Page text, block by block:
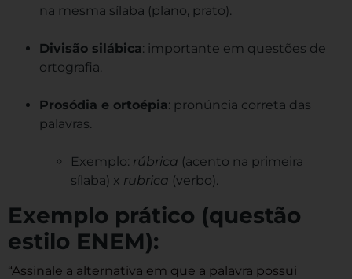
na mesma sílaba (plano, prato).
Divisão silábica: importante em questões de
ortografia.
Prosódia e ortoépia: pronúncia correta das
palavras.
Exemplo: rúbrica (acento na primeira
sílaba) x rubrica (verbo).
Exemplo prático (questão
estilo ENEM):
“Assinale a alternativa em que a palavra possui